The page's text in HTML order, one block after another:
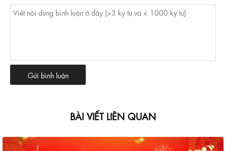
BÀI VIẾT LIÊN QUAN